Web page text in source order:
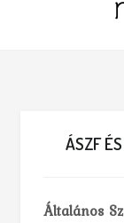
ÁSZF
Általános